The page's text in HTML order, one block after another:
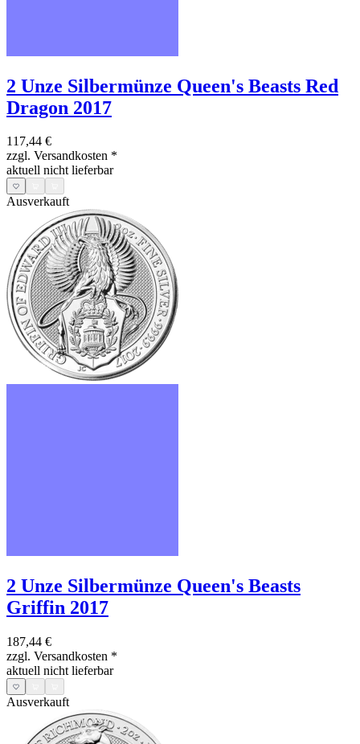
2 Unze Silbermünze Queen's Beasts Red
Dragon 2017
117,44 €
zzgl. Versandkosten *
aktuell nicht lieferbar
Ausverkauft
2 Unze Silbermünze Queen's Beasts
Griffin 2017
187,44 €
zzgl. Versandkosten *
aktuell nicht lieferbar
Ausverkauft